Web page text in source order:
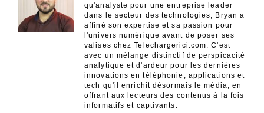
qu'analyste pour une entreprise leader
dans le secteur des technologies, Bryan a
affiné son expertise et sa passion pour
l'univers numérique avant de poser ses
valises chez Telechargerici.com. C'est
avec un mélange distinctif de perspicacité
analytique et d'ardeur pour les dernières
innovations en téléphonie, applications et
tech qu'il enrichit désormais le média, en
offrant aux lecteurs des contenus à la fois
informatifs et captivants.